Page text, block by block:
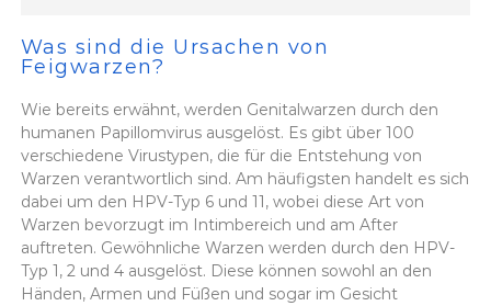
Was sind die Ursachen von
Feigwarzen?
Wie bereits erwähnt, werden Genitalwarzen durch den
humanen Papillomvirus ausgelöst. Es gibt über 100
verschiedene Virustypen, die für die Entstehung von
Warzen verantwortlich sind. Am häufigsten handelt es sich
dabei um den HPV-Typ 6 und 11, wobei diese Art von
Warzen bevorzugt im Intimbereich und am After
auftreten. Gewöhnliche Warzen werden durch den HPV-
Typ 1, 2 und 4 ausgelöst. Diese können sowohl an den
Händen, Armen und Füßen und sogar im Gesicht